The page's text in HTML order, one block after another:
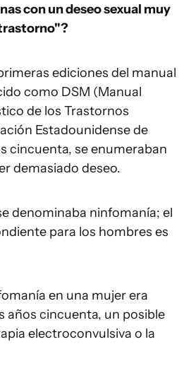
con un deseo sexual muy
ediciones del manual
como DSM (Manual
de los Trastornos
Estadounidense de
cincuenta, se enumeraban
demasiado deseo.
denominaba ninfomanía; el
para los hombres es
en una mujer era
años cincuenta, un posible
electroconvulsiva o la